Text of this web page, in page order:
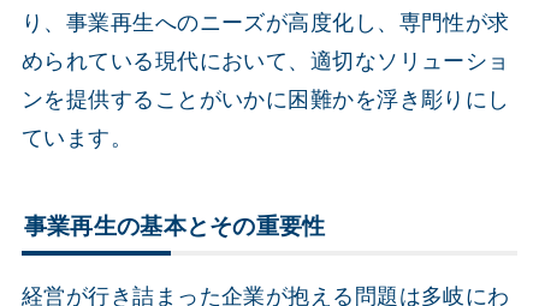
り、事業再生へのニーズが高度化し、専門性が求
められている現代において、適切なソリューショ
ンを提供することがいかに困難かを浮き彫りにし
ています。
事業再生の基本とその重要性
経営が行き詰まった企業が抱える問題は多岐にわ